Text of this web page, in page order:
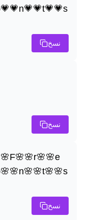
نسخ
نسخ
نسخ